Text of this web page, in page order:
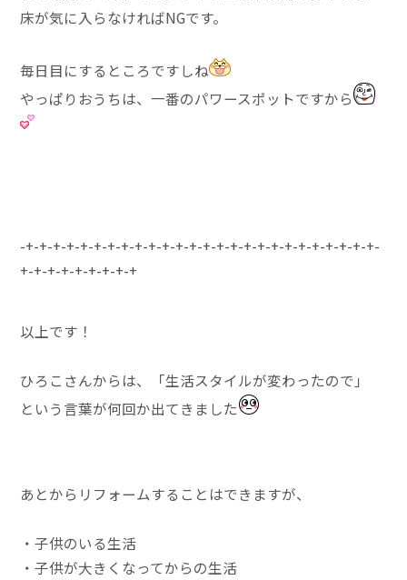
床が気に入らなければNGです。
毎日目にするところですしね
やっぱりおうちは、一番のパワースポットですから
-+-+-+-+-+-+-+-+-+-+-+-+-+-+-+-+-+-+-+-+-+-+-+-+-+-+-
+-+-+-+-+-+-+-+-+
以上です！
ひろこさんからは、「生活スタイルが変わったので」
という言葉が何回か出てきました
あとからリフォームすることはできますが、
・子供のいる生活
・子供が大きくなってからの生活